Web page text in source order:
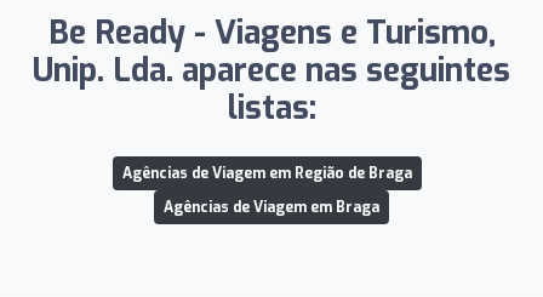
Be Ready - Viagens e Turismo,
Unip. Lda. aparece nas seguintes
listas:
Agências de Viagem em Região de Braga
Agências de Viagem em Braga